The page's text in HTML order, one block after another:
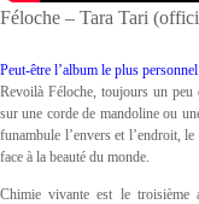
Féloche – Tara Tari
Peut-être l’album le plus
Revoilà Féloche, toujours un peu
sur une corde de mandoline ou
funambule l’envers et l’endroit,
face à la beauté du monde.
Chimie vivante est le troisième